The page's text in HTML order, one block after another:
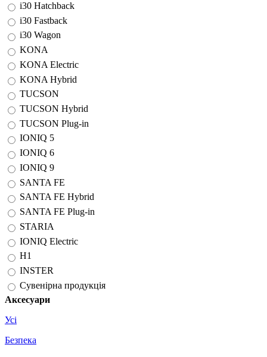
i30 Hatchback
i30 Fastback
i30 Wagon
KONA
KONA Electric
KONA Hybrid
TUCSON
TUCSON Hybrid
TUCSON Plug-in
IONIQ 5
IONIQ 6
IONIQ 9
SANTA FE
SANTA FE Hybrid
SANTA FE Plug-in
STARIA
IONIQ Electric
H1
INSTER
Сувенірна продукція
Аксесуари
Усі
Безпека